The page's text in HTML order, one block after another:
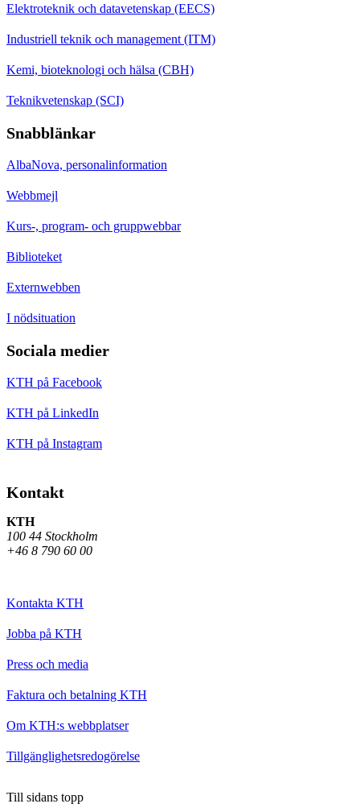
Elektroteknik och datavetenskap (EECS)
Industriell teknik och management (ITM)
Kemi, bioteknologi och hälsa (CBH)
Teknikvetenskap (SCI)
Snabblänkar
AlbaNova, personalinformation
Webbmejl
Kurs-, program- och gruppwebbar
Biblioteket
Externwebben
I nödsituation
Sociala medier
KTH på Facebook
KTH på LinkedIn
KTH på Instagram
Kontakt
KTH
100 44 Stockholm
+46 8 790 60 00
Kontakta KTH
Jobba på KTH
Press och media
Faktura och betalning KTH
Om KTH:s webbplatser
Tillgänglighetsredogörelse
Till sidans topp